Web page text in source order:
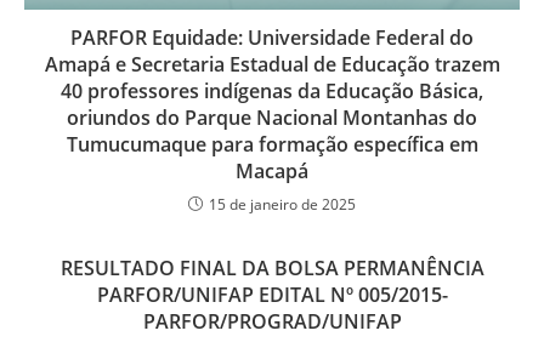
PARFOR Equidade: Universidade Federal do
Amapá e Secretaria Estadual de Educação trazem
40 professores indígenas da Educação Básica,
oriundos do Parque Nacional Montanhas do
Tumucumaque para formação específica em
Macapá
15 de janeiro de 2025
RESULTADO FINAL DA BOLSA PERMANÊNCIA
PARFOR/UNIFAP EDITAL Nº 005/2015-
PARFOR/PROGRAD/UNIFAP